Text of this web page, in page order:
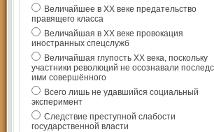
Величайшее в ХХ веке предательство
правящего класса
Величайшая в ХХ веке провокация
иностранных спецслужб
Величайшая глупость ХХ века, поскольку
участники революций не осознавали
ими совершённого
Всего лишь не удавшийся социальный
эксперимент
Следствие преступной слабости
государственной власти